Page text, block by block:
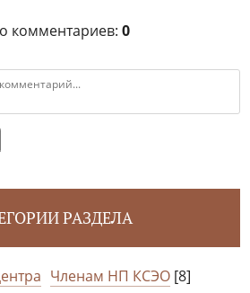
комментариев: 0
РАЗДЕЛА
Членам НП КСЭО [8]